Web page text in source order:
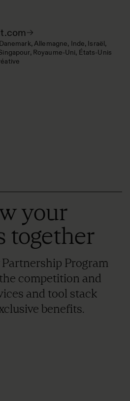
Danemark Allemagne Inde Israël
Royaume-Uni États-Unis
your
together
Program
competition and
and tool stack
benefits.